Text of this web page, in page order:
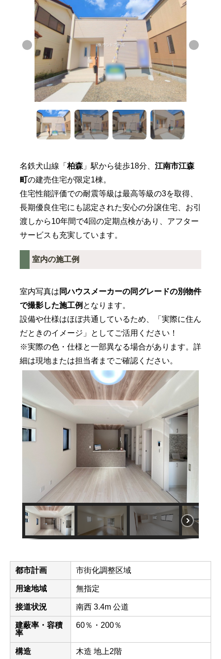
名鉄犬山線「柏森 」駅から徒歩18分、 江南市江森
町の建売住宅が限定1棟。
住宅性能評価での耐震等級は最高等級の3を取得、
長期優良住宅にも認定された安心の分譲住宅、お引
渡しから10年間で4回の定期点検があり、アフター
サービスも充実しています。
室内の施工例
室内写真は 同ハウスメーカーの同グレードの別物件
で撮影した施工例 となります。
設備や仕様はほぼ共通しているため、「実際に住ん
だときのイメージ」としてご活用ください！
※実際の色・仕様と一部異なる場合があります。詳
細は現地または担当者までご確認ください。
都市計画 市街化調整区域
用途地域 無指定
接道状況 南西 3.4m 公道
建蔽率・容積
率
60％・200％
構造 木造 地上2階